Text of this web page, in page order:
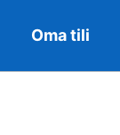
Oma tili